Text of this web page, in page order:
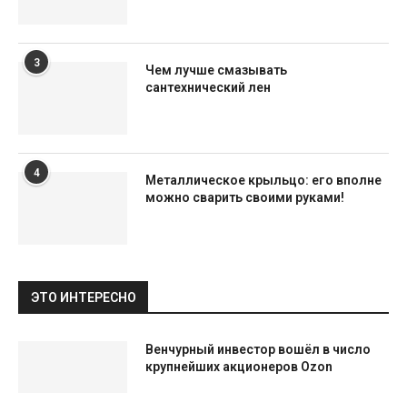
3
Чем лучше смазывать
сантехнический лен
4
Металлическое крыльцо: его вполне
можно сварить своими руками!
ЭТО ИНТЕРЕСНО
Венчурный инвестор вошёл в число
крупнейших акционеров Ozon